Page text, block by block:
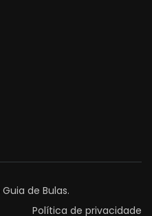
Guia de Bulas.
Política de privacidade